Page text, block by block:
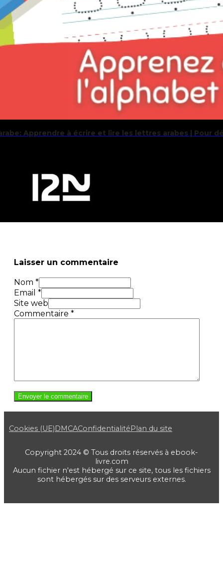
Laisser un commentaire
Nom *
Email *
Site web
Commentaire *
Cookies (UE) DMCAConfidentialité Plan du site
Copyright 2024 © Tous droits réservés à ebook-
livre.com
Aucun fichier n'est hébergé sur ce site, tous les fichiers
sont hébergés sur des serveurs externes.